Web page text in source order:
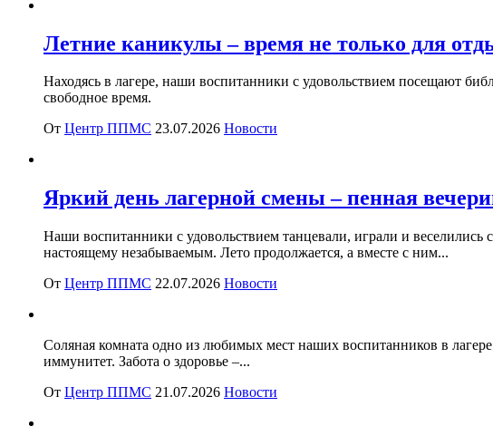
Летние каникулы – время не только для
Находясь в лагере, наши воспитанники с удовольствием посещают
свободное время.
От Центр ППМС 23.07.2026 Новости
Яркий день лагерной смены – пенная
Наши воспитанники с удовольствием танцевали, играли и
настоящему незабываемым. Лето продолжается, а вместе с ним...
От Центр ППМС 22.07.2026 Новости
Соляная комната одно из любимых мест наших воспитанников в
иммунитет. Забота о здоровье –...
От Центр ППМС 21.07.2026 Новости